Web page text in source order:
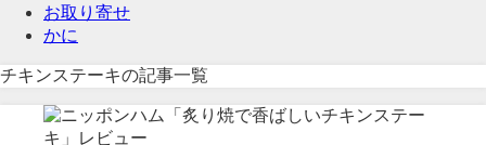
お取り寄せ
かに
チキンステーキの記事一覧